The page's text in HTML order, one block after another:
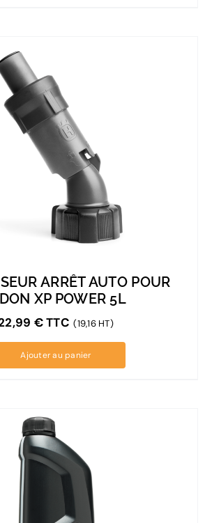
ARRÊT AUTO POUR
XP POWER 5L
€TTC (19,16 HT)
Ajouter au panier